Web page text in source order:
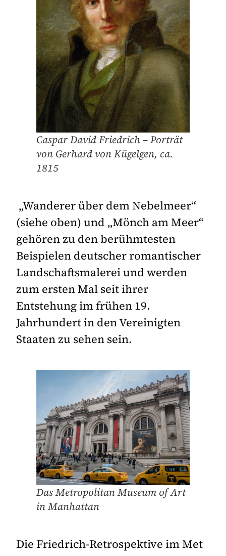
Caspar David Friedrich – Porträt
von Gerhard von Kügelgen, ca.
1815
„Wanderer über dem Nebelmeer“
(siehe oben) und „Mönch am Meer“
gehören zu den berühmtesten
Beispielen deutscher romantischer
Landschaftsmalerei und werden
zum ersten Mal seit ihrer
Entstehung im frühen 19.
Jahrhundert in den Vereinigten
Staaten zu sehen sein.
Das Metropolitan Museum of Art
in Manhattan
Die Friedrich-Retrospektive im Met